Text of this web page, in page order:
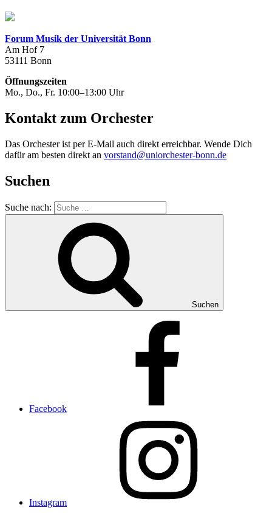
Forum Musik der Universität Bonn
Am Hof 7
53111 Bonn
Öffnungszeiten
Mo., Do., Fr. 10:00–13:00 Uhr
Kontakt zum Orchester
Das Orchester ist per E-Mail auch direkt erreichbar. Wende Dich
dafür am besten direkt an vorstand@uniorchester-bonn.de
Suchen
Suche nach:
Suchen
Facebook
Instagram